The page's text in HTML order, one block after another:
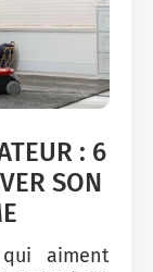
: 6
SON
aiment